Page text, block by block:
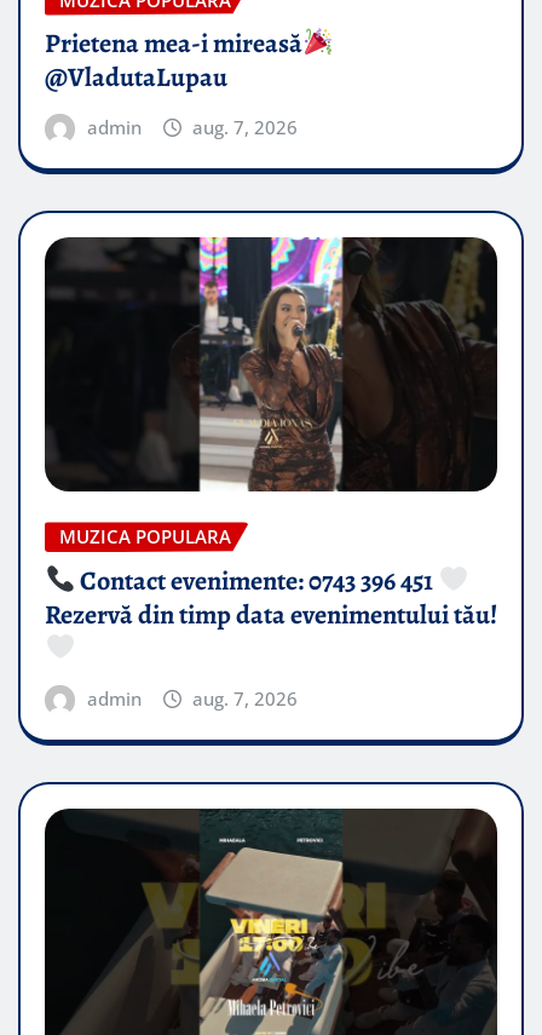
Prietena mea-i mireasă​
@VladutaLupau
admin aug. 7, 2026
MUZICA POPULARA
Contact evenimente: 0743 396 451
Rezervă din timp data evenimentului tău!
admin aug. 7, 2026